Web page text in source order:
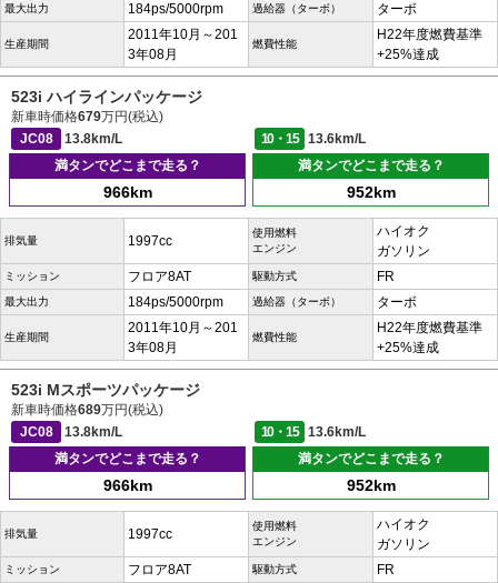
最大出力 184ps/5000rpm 過給器（ターボ） ターボ
生産期間
2011年10月～201
3年08月
燃費性能
H22年度燃費基準
+25%達成
523i ハイラインパッケージ
新車時価格679万円(税込)
JC08
13.8km/L 10・15
13.6km/L
満タンでどこまで走る？
966km
満タンでどこまで走る？
952km
排気量 1997cc
使用燃料
エンジン
ハイオク
ガソリン
ミッション フロア8AT 駆動方式 FR
最大出力 184ps/5000rpm 過給器（ターボ） ターボ
生産期間
2011年10月～201
3年08月
燃費性能
H22年度燃費基準
+25%達成
523i Mスポーツパッケージ
新車時価格689万円(税込)
JC08
13.8km/L 10・15
13.6km/L
満タンでどこまで走る？
966km
満タンでどこまで走る？
952km
排気量 1997cc
使用燃料
エンジン
ハイオク
ガソリン
ミッション フロア8AT 駆動方式 FR